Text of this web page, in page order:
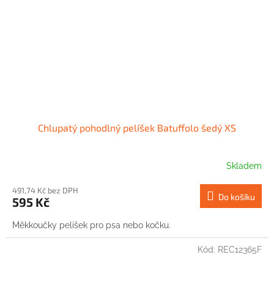
Chlupatý pohodlný pelíšek Batuffolo šedý XS
Skladem
491,74 Kč bez DPH
595 Kč Do košíku
Měkkoučky pelíšek pro psa nebo kočku.
Kód: REC12365F